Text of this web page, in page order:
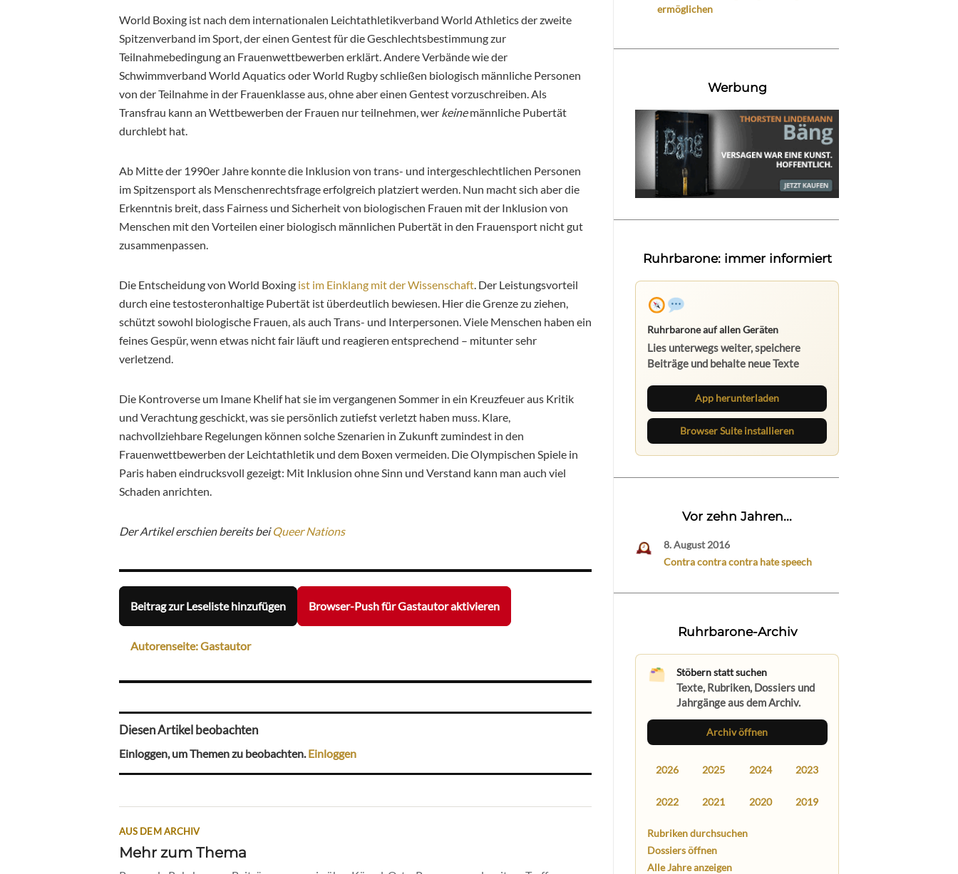
World Boxing ist nach dem internationalen Leichtathletikverband World Athletics der zweite
Spitzenverband im Sport, der einen Gentest für die Geschlechtsbestimmung zur
Teilnahmebedingung an Frauenwettbewerben erklärt. Andere Verbände wie der
Schwimmverband World Aquatics oder World Rugby schließen biologisch männliche Personen
von der Teilnahme in der Frauenklasse aus, ohne aber einen Gentest vorzuschreiben. Als
Transfrau kann an Wettbewerben der Frauen nur teilnehmen, wer keinemännliche Pubertät
durchlebt hat.
Ab Mitte der 1990er Jahre konnte die Inklusion von trans- und intergeschlechtlichen Personen
im Spitzensport als Menschenrechtsfrage erfolgreich platziert werden. Nun macht sich aber die
Erkenntnis breit, dass Fairness und Sicherheit von biologischen Frauen mit der Inklusion von
Menschen mit den Vorteilen einer biologisch männlichen Pubertät in den Frauensport nicht gut
zusammenpassen.
Die Entscheidung von World Boxing ist im Einklang mit der Wissenschaft . Der Leistungsvorteil
durch eine testosteronhaltige Pubertät ist überdeutlich bewiesen. Hier die Grenze zu ziehen,
schützt sowohl biologische Frauen, als auch Trans- und Interpersonen. Viele Menschen haben ein
feines Gespür, wenn etwas nicht fair läuft und reagieren entsprechend – mitunter sehr
verletzend.
Die Kontroverse um Imane Khelif hat sie im vergangenen Sommer in ein Kreuzfeuer aus Kritik
und Verachtung geschickt, was sie persönlich zutiefst verletzt haben muss. Klare,
nachvollziehbare Regelungen können solche Szenarien in Zukunft zumindest in den
Frauenwettbewerben der Leichtathletik und dem Boxen vermeiden. Die Olympischen Spiele in
Paris haben eindrucksvoll gezeigt: Mit Inklusion ohne Sinn und Verstand kann man auch viel
Schaden anrichten.
Der Artikel erschien bereits beiQueer Nations
Beitrag zur Leseliste hinzufügen Browser-Push für Gastautor aktivieren
Autorenseite: Gastautor
Diesen Artikel beobachten
Einloggen, um Themen zu beobachten.Einloggen
AUS DEM ARCHIV
Mehr zum Thema
ermöglichen
Werbung
Ruhrbarone: immer informiert
Ruhrbarone auf allen Geräten
Lies unterwegs weiter, speichere
Beiträge und behalte neue Texte
App herunterladen
Browser Suite installieren
Vor zehn Jahren...
8. August 2016
Contra contra contra hate speech
Ruhrbarone-Archiv
Stöbern statt suchen
Texte, Rubriken, Dossiers und
Jahrgänge aus dem Archiv.
Archiv öffnen
2026 2025 2024 2023
2022 2021 2020 2019
Rubriken durchsuchen
Dossiers öffnen
Alle Jahre anzeigen